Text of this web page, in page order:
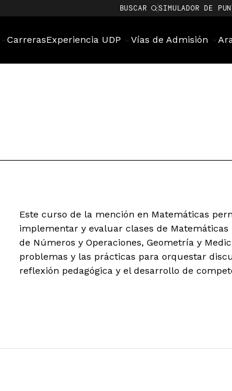
BUSCAR SIMULADOR DE
CarrerasExperiencia UDP Vías de Admisión
Este curso de la mención en Matemáticas
implementar y evaluar clases de Matemáticas
de Números y Operaciones, Geometría y
problemas y las prácticas para orquestar
reflexión pedagógica y el desarrollo de